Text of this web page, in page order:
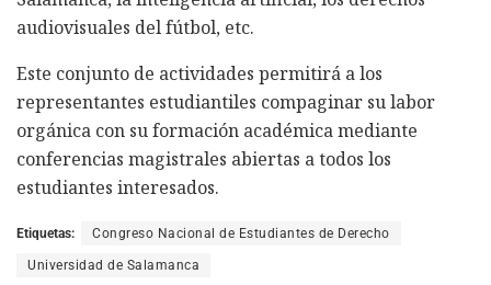
audiovisuales del fútbol, etc.
Este conjunto de actividades permitirá a los
representantes estudiantiles compaginar su labor
orgánica con su formación académica mediante
conferencias magistrales abiertas a todos los
estudiantes interesados.
Etiquetas: Congreso Nacional de Estudiantes de Derecho
Universidad de Salamanca